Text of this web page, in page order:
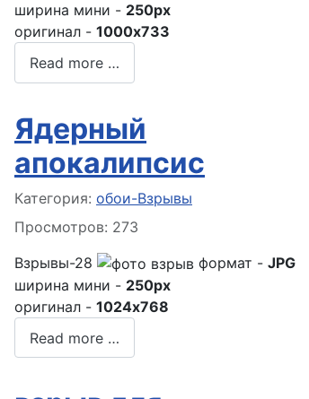
ширина мини - 250px
оригинал - 1000x733
Read more …
Ядерный
апокалипсис
Информация о материале
Категория: обои-Взрывы
Просмотров: 273
Взрывы-28
формат - JPG
ширина мини - 250px
оригинал - 1024x768
Read more …